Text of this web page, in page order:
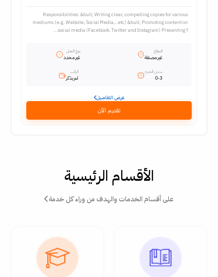
Responsibilities: &bull; Writing clear, compelling copies for various
mediums (e.g. Website, Social Media,..etc) &bull; Promoting content on
social media (Facebook, Twitter and Instagram) Presenting f...
الموقع
غير مصنفة
نوع العمل
غير محدد
سنين الخبرة
0-3
الراتب
لم يذكر
عرض التفاصيل
تقديم الآن
الأقسام الرئيسية
على أقسام الخدمات والهدف من وراء كل خدمة